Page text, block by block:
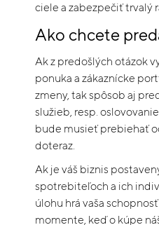
ciele a zabezpečiť trvalý
Ako chcete
Ak z predošlých otázok
ponuka a zákaznícke
zmeny, tak spôsob aj
služieb, resp.
bude musieť prebiehať
doteraz.
Ak je váš biznis
spotrebiteľoch a ich
úlohu hrá vaša
momente, keď o kúpe